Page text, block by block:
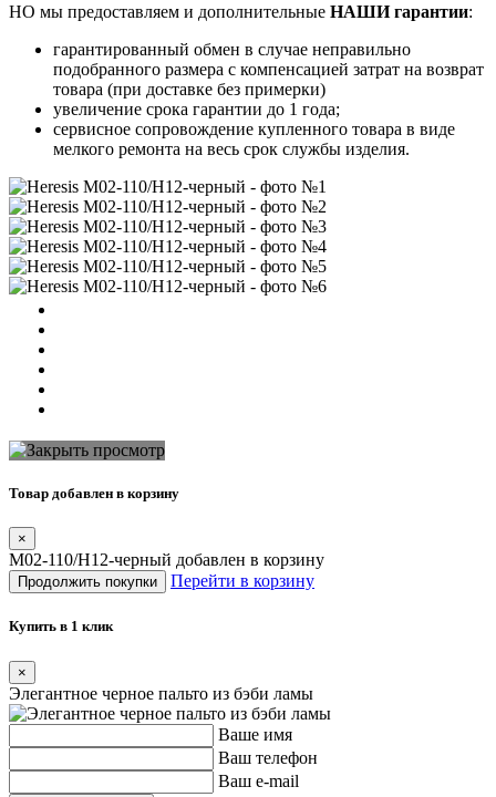
НО мы предоставляем и дополнительные НАШИ гарантии:
гарантированный обмен в случае неправильно
подобранного размера с компенсацией затрат на возврат
товара (при доставке без примерки)
увеличение срока гарантии до 1 года;
сервисное сопровождение купленного товара в виде
мелкого ремонта на весь срок службы изделия.
Товар добавлен в корзину
×
M02-110/H12-черный добавлен в корзину
Продолжить покупки Перейти в корзину
Купить в 1 клик
×
Элегантное черное пальто из бэби ламы
Ваше имя
Ваш телефон
Ваш e-mail